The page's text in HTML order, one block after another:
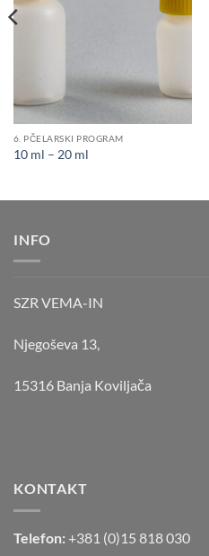
6. PČELARSKI PROGRAM
10 ml – 20 ml
INFO
SZR VEMA-IN
Njegoševa 13,
15316 Banja Koviljača
KONTAKT
Telefon: +381 (0)15 818 030